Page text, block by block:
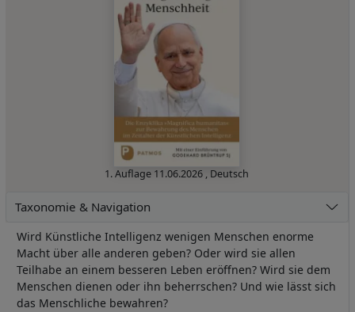
1. Auflage 11.06.2026 , Deutsch
Taxonomie & Navigation
Wird Künstliche Intelligenz wenigen Menschen enorme
Macht über alle anderen geben? Oder wird sie allen
Teilhabe an einem besseren Leben eröffnen? Wird sie dem
Menschen dienen oder ihn beherrschen? Und wie lässt sich
das Menschliche bewahren?